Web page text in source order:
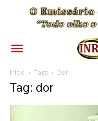
Início Tags Dor
Tag: dor